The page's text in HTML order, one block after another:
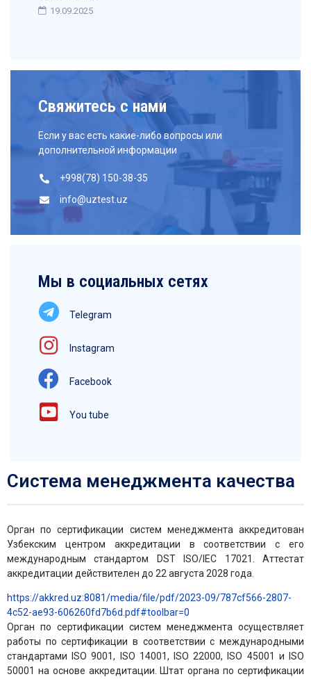
19.09.2025
Свяжитесь с нами
Если у вас есть какие-либо вопросы или
дополнительной информации
+998(78) 150-38-35
info@uztest.uz
Мы в социальных сетях
Telegram
Instagram
Facebook
You tube
Система менеджмента качества
Орган по сертификации систем менеджмента аккредитован
Узбекским центром аккредитации в соответствии с его
международным стандартом DST ISO/IEC 17021. Аттестат
аккредитации действителен до 22 августа 2028 года.
https://akkred.uz:8081/media/file/pdf/2023-09/787cf566-2807-
4c52-ae93-606260fd7b6d.pdf#toolbar=0
Орган по сертификации систем менеджмента осуществляет
работы по сертификации в соответствии с международными
стандартами ISO 9001, ISO 14001, ISO 22000, ISO 45001 и ISO
50001 на основе аккредитации. Штат органа по сертификации